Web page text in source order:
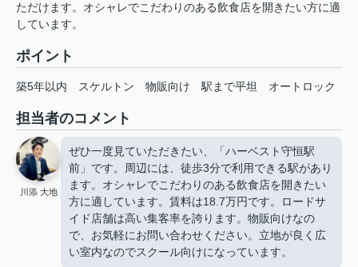
ただけます。オシャレでこだわりのある飲食店を開きたい方に適
しています。
ポイント
築5年以内 スケルトン 物販向け 駅まで平坦 オートロック
担当者のコメント
川添 大地
ぜひ一度見ていただきたい、「ハーベスト守恒駅
前」です。周辺には、徒歩3分で利用できる駅があり
ます。オシャレでこだわりのある飲食店を開きたい
方に適しています。賃料は18.7万円です。ロードサ
イド店舗は高い集客率を誇ります。物販向けなの
で、お気軽にお問い合わせください。立地が良く広
い室内なのでスクール向けになっています。